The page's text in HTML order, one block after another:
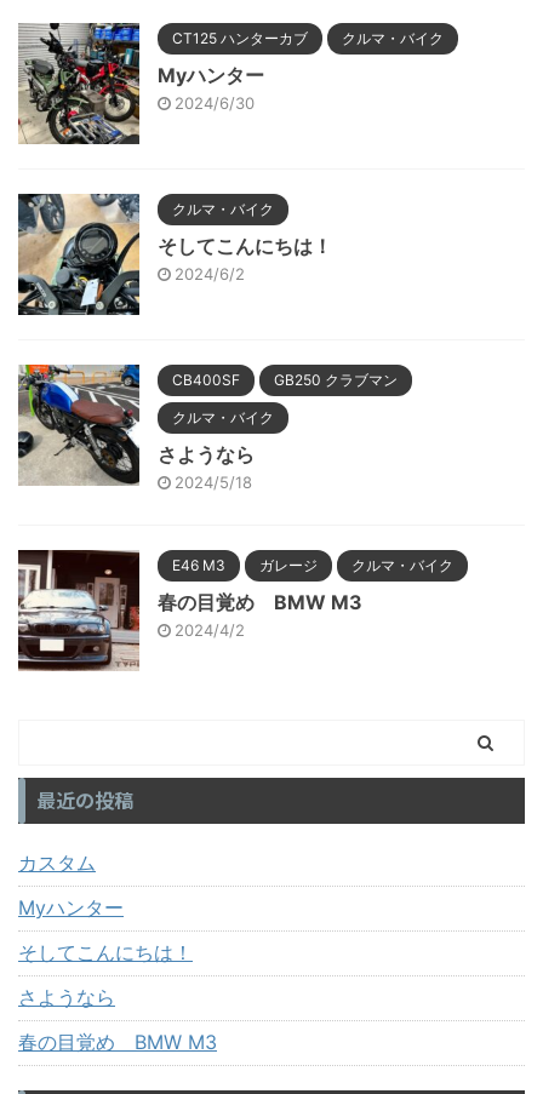
CT125 ハンターカブ クルマ・バイク
Myハンター
2024/6/30
クルマ・バイク
そしてこんにちは！
2024/6/2
CB400SF GB250 クラブマン
クルマ・バイク
さようなら
2024/5/18
E46 M3 ガレージ クルマ・バイク
春の目覚め BMW M3
2024/4/2
最近の投稿
カスタム
Myハンター
そしてこんにちは！
さようなら
春の目覚め BMW M3